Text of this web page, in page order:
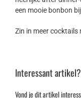
een mooie bonbon
Zin in meer cocktails
Interessant
Vond je dit artikel